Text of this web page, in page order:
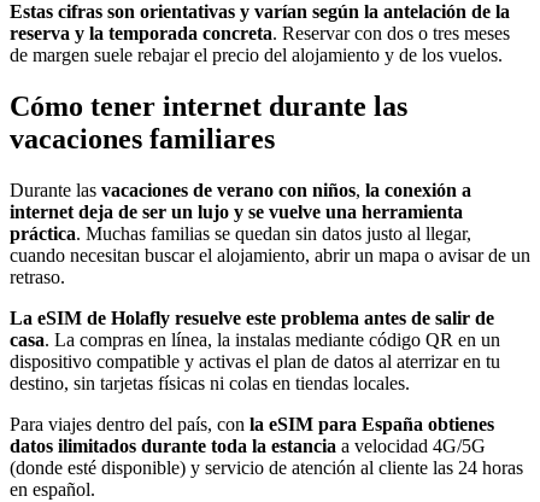
Estas cifras son orientativas y varían según la antelación de la
reserva y la temporada concreta. Reservar con dos o tres meses
de margen suele rebajar el precio del alojamiento y de los vuelos.
Cómo tener internet durante las
vacaciones familiares
Durante las vacaciones de verano con niños, la conexión a
internet deja de ser un lujo y se vuelve una herramienta
práctica. Muchas familias se quedan sin datos justo al llegar,
cuando necesitan buscar el alojamiento, abrir un mapa o avisar de un
retraso.
La eSIM de Holafly resuelve este problema antes de salir de
casa. La compras en línea, la instalas mediante código QR en un
dispositivo compatible y activas el plan de datos al aterrizar en tu
destino, sin tarjetas físicas ni colas en tiendas locales.
Para viajes dentro del país, con la eSIM para España obtienes
datos ilimitados durante toda la estancia a velocidad 4G/5G
(donde esté disponible) y servicio de atención al cliente las 24 horas
en español.